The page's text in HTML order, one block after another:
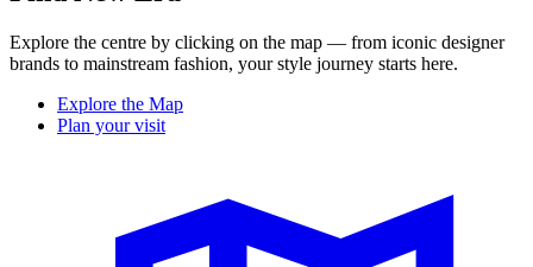
Explore the centre by clicking on the map — from iconic designer
brands to mainstream fashion, your style journey starts here.
Explore the Map
Plan your visit